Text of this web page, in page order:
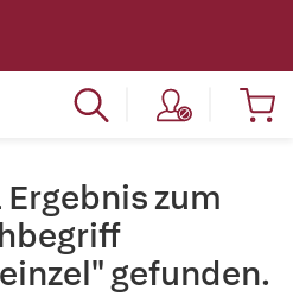
Ergebnis zum
gefunden.